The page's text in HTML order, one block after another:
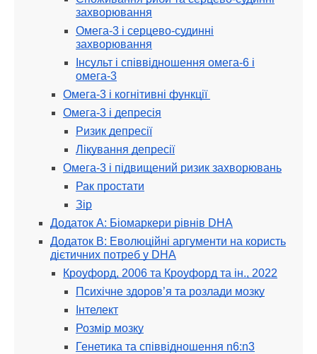
захворювання
Омега-3 і серцево-судинні
захворювання
Інсульт і співвідношення омега-6 і
омега-3
Омега-3 і когнітивні функції
Омега-3 і депресія
Ризик депресії
Лікування депресії
Омега-3 і підвищений ризик захворювань
Рак простати
Зір
Додаток A: Біомаркери рівнів DHA
Додаток B: Еволюційні аргументи на користь
дієтичних потреб у DHA
Кроуфорд, 2006 та Кроуфорд та ін., 2022
Психічне здоров’я та розлади мозку
Інтелект
Розмір мозку
Генетика та співвідношення n6:n3